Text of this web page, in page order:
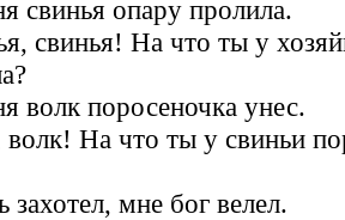
свинья опару пролила.
свинья! На что ты у
волк поросеночка унес.
На что ты у свиньи
захотел, мне бог велел.